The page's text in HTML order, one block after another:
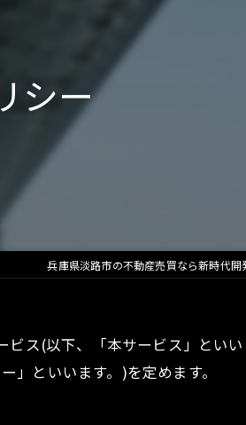
相続
シー
兵庫県淡路市の不動産売買なら新時代開
ス(以下、「本サービス」とい
といいます。)を定めます。